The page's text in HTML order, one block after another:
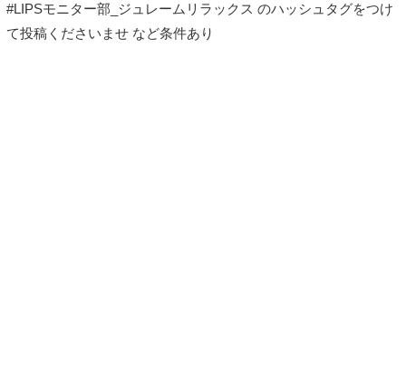
#LIPSモニター部_ジュレームリラックス のハッシュタグをつけ
て投稿くださいませ など条件あり